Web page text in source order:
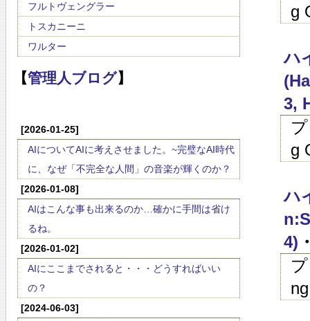
フルトヴェングラー
トスカニーニ
ワルター
【管理人ブログ】
[2026-01-25]
AIについてAIに考えさせました。~完璧なAI時代
に、なぜ「不完全な人間」の音楽が輝くのか？
[2026-01-08]
AIはこんな事も出来るのか…確かに手間は省け
るね。
[2026-01-02]
AIにここまでされると・・・どうすればいい
の？
[2024-06-03]
g
ハ
3,
g
ハ
4)